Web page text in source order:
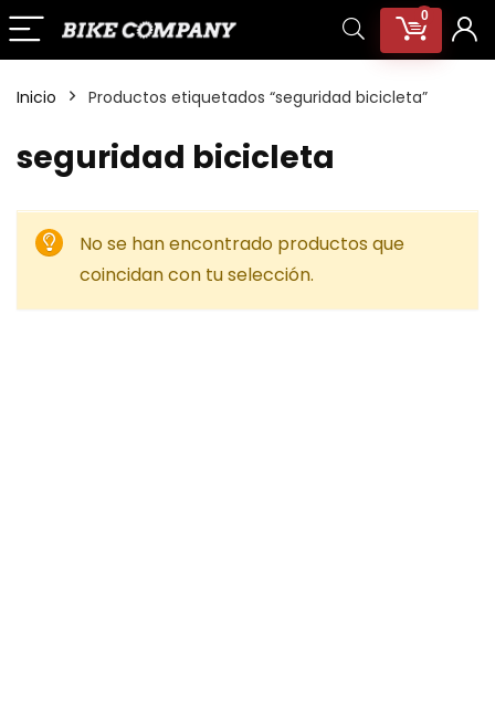
0
Inicio Productos etiquetados “seguridad bicicleta”
seguridad bicicleta
No se han encontrado productos que
coincidan con tu selección.